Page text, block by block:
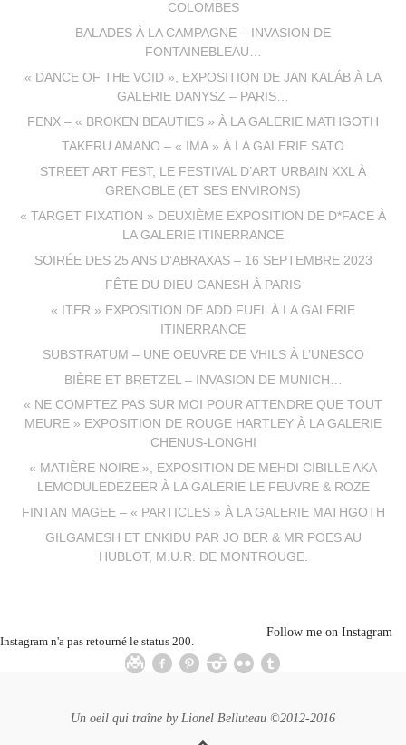
COLOMBES
BALADES À LA CAMPAGNE – INVASION DE
FONTAINEBLEAU…
« DANCE OF THE VOID », EXPOSITION DE JAN KALÁB À LA
GALERIE DANYSZ – PARIS…
FENX – « BROKEN BEAUTIES » À LA GALERIE MATHGOTH
TAKERU AMANO – « IMA » À LA GALERIE SATO
STREET ART FEST, LE FESTIVAL D’ART URBAIN XXL À
GRENOBLE (ET SES ENVIRONS)
« TARGET FIXATION » DEUXIÈME EXPOSITION DE D*FACE À
LA GALERIE ITINERRANCE
SOIRÉE DES 25 ANS D’ABRAXAS – 16 SEPTEMBRE 2023
FÊTE DU DIEU GANESH À PARIS
« ITER » EXPOSITION DE ADD FUEL À LA GALERIE
ITINERRANCE
SUBSTRATUM – UNE OEUVRE DE VHILS À L’UNESCO
BIÈRE ET BRETZEL – INVASION DE MUNICH…
« NE COMPTEZ PAS SUR MOI POUR ATTENDRE QUE TOUT
MEURE » EXPOSITION DE ROUGE HARTLEY À LA GALERIE
CHENUS-LONGHI
« MATIÈRE NOIRE », EXPOSITION DE MEHDI CIBILLE AKA
LEMODULEDEZEER À LA GALERIE LE FEUVRE & ROZE
FINTAN MAGEE – « PARTICLES » À LA GALERIE MATHGOTH
GILGAMESH ET ENKIDU PAR JO BER & MR POES AU
HUBLOT, M.U.R. DE MONTROUGE.
Instagram n'a pas retourné le status 200.
Follow me on Instagram
Un oeil qui traîne by Lionel Belluteau ©2012-2016